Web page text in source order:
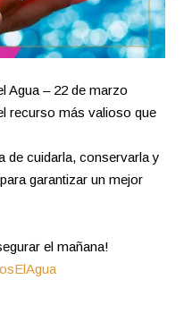
Agua – 22 de marzo
recurso más valioso que
de cuidarla, conservarla y
garantizar un mejor
el mañana!